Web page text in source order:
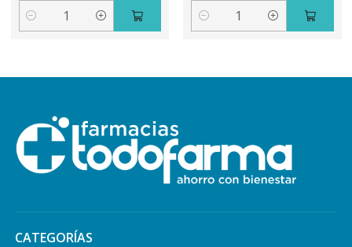
Cantidad Cantidad
CATEGORÍAS